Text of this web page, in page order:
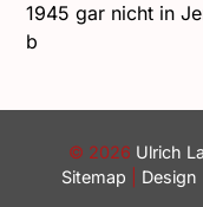
1945 gar nicht in
b
© 2026 Ulrich
Sitemap
Design